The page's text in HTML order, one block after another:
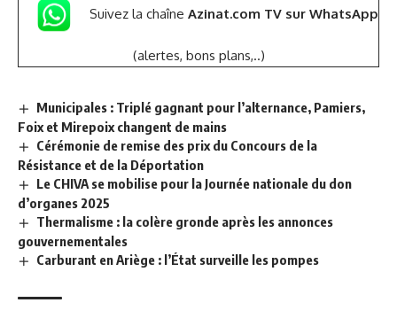
Suivez la chaîne Azinat.com TV sur WhatsApp
(alertes, bons plans,..)
Municipales : Triplé gagnant pour l’alternance, Pamiers,
Foix et Mirepoix changent de mains
Cérémonie de remise des prix du Concours de la
Résistance et de la Déportation
Le CHIVA se mobilise pour la Journée nationale du don
d’organes 2025
Thermalisme : la colère gronde après les annonces
gouvernementales
Carburant en Ariège : l’État surveille les pompes